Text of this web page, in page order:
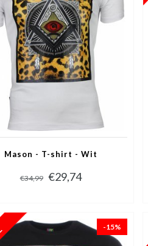
Mason - T-shirt - Wit
€34,99 €29,74
-15%